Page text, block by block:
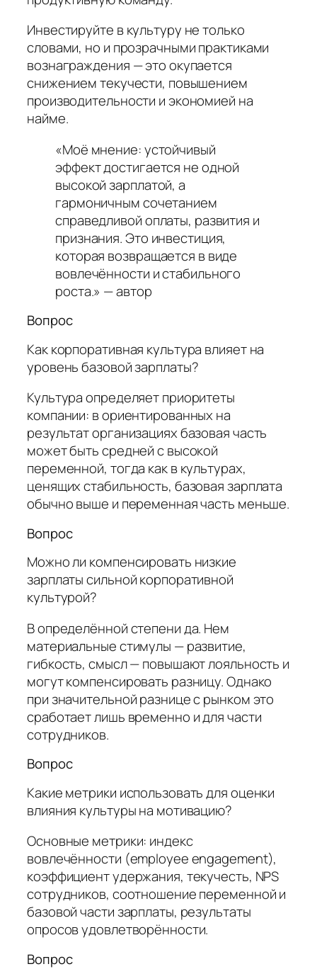
Инвестируйте в культуру не только
словами, но и прозрачными практиками
вознаграждения — это окупается
снижением текучести, повышением
производительности и экономией на
найме.
«Моё мнение: устойчивый
эффект достигается не одной
высокой зарплатой, а
гармоничным сочетанием
справедливой оплаты, развития и
признания. Это инвестиция,
которая возвращается в виде
вовлечённости и стабильного
роста.» — автор
Вопрос
Как корпоративная культура влияет на
уровень базовой зарплаты?
Культура определяет приоритеты
компании: в ориентированных на
результат организациях базовая часть
может быть средней с высокой
переменной, тогда как в культурах,
ценящих стабильность, базовая зарплата
обычно выше и переменная часть меньше.
Вопрос
Можно ли компенсировать низкие
зарплаты сильной корпоративной
культурой?
В определённой степени да. Нем
материальные стимулы — развитие,
гибкость, смысл — повышают лояльность и
могут компенсировать разницу. Однако
при значительной разнице с рынком это
сработает лишь временно и для части
сотрудников.
Вопрос
Какие метрики использовать для оценки
влияния культуры на мотивацию?
Основные метрики: индекс
вовлечённости (employee engagement),
коэффициент удержания, текучесть, NPS
сотрудников, соотношение переменной и
базовой части зарплаты, результаты
опросов удовлетворённости.
Вопрос